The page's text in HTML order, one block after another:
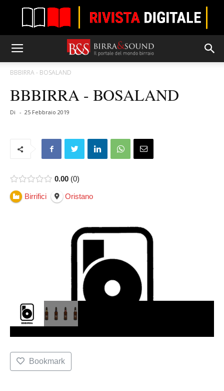
BBBIRRA - BOSALAND
BBBIRRA - BOSALAND
Di - 25 Febbraio 2019
0.00 0
Birrifici Oristano
Bookmark